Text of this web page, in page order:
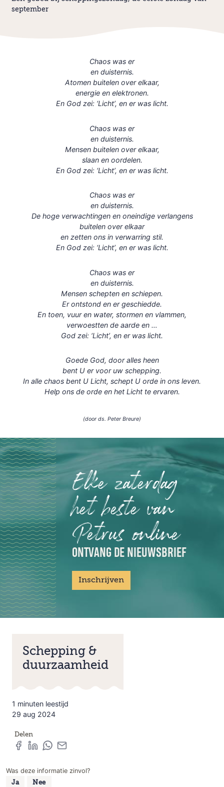
september
Chaos was er
en duisternis.
Atomen buitelen over elkaar,
energie en elektronen.
En God zei: ‘Licht’, en er was licht.
Chaos was er
en duisternis.
Mensen buitelen over elkaar,
slaan en oordelen.
En God zei: ‘Licht’, en er was licht.
Chaos was er
en duisternis.
De hoge verwachtingen en oneindige verlangens
buitelen over elkaar
en zetten ons in verwarring stil.
En God zei: ‘Licht’, en er was licht.
Chaos was er
en duisternis.
Mensen schepten en schiepen.
Er ontstond en er geschiedde.
En toen, vuur en water, stormen en vlammen,
verwoestten de aarde en …
God zei: ‘Licht’, en er was licht.
Goede God, door alles heen
bent U er voor uw schepping.
In alle chaos bent U Licht, schept U orde in ons leven.
Help ons de orde en het Licht te ervaren.
(door ds. Peter Breure)
Elke zaterdag
het beste van
Petrus online
ONTVANG DE NIEUWSBRIEF
Inschrijven
Schepping &
duurzaamheid
1 minuten leestijd
29 aug 2024
Delen
Was deze informatie zinvol?
Ja Nee